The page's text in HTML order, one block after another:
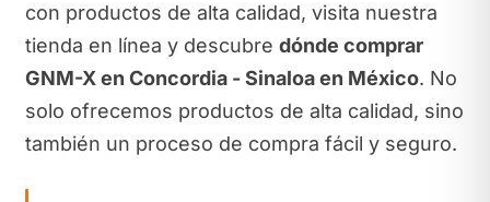
con productos de alta calidad, visita nuestra
tienda en línea y descubre dónde comprar
GNM-X en Concordia - Sinaloa en México. No
solo ofrecemos productos de alta calidad, sino
también un proceso de compra fácil y seguro.